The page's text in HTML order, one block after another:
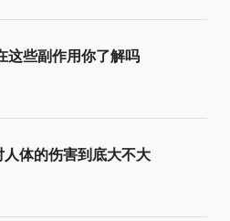
这些副作用你了解吗
体的伤害到底大不大